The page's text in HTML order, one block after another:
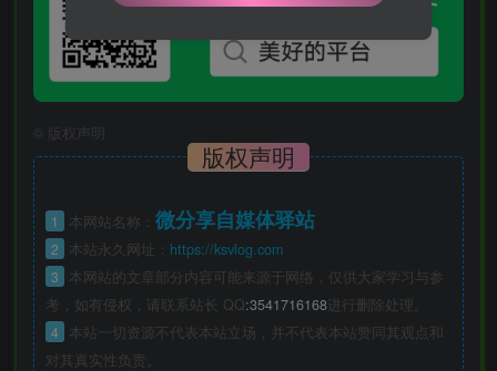
版权声明
版权声明
1 本网站名称： 微分享自媒体驿站
2 本站永久网址： https://ksvlog.com
3
本网站的文章部分内容可能来源于网络，仅供大家学习与参
考，如有侵权，请联系站长 QQ:3541716168进行删除处理。
4
本站一切资源不代表本站立场，并不代表本站赞同其观点和
对其真实性负责。